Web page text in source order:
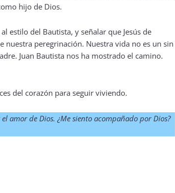
hijo de Dios.
estilo del Bautista, y señalar que Jesús de
nuestra peregrinación. Nuestra vida no es un sin
Juan Bautista nos ha mostrado el camino.
del corazón para seguir viviendo.
amor de Dios. ¿Me siento acompañado por Dios?